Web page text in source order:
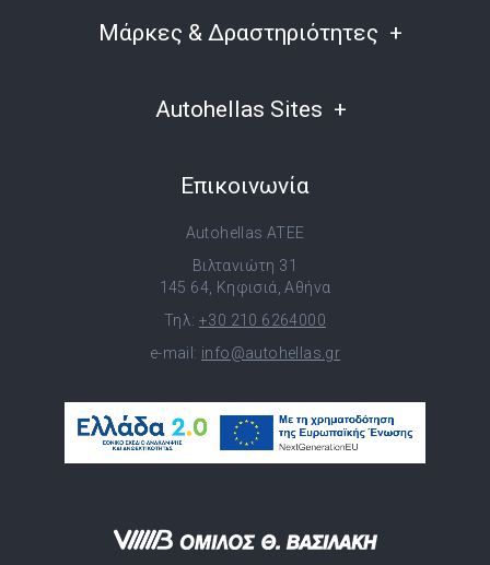
Μάρκες & Δραστηριότητες
Autohellas Sites
Επικοινωνία
Autohellas ATEE
Βιλτανιώτη 31
145 64, Κηφισιά, Αθήνα
Τηλ: +30 210 6264000
e-mail: info@autohellas.gr